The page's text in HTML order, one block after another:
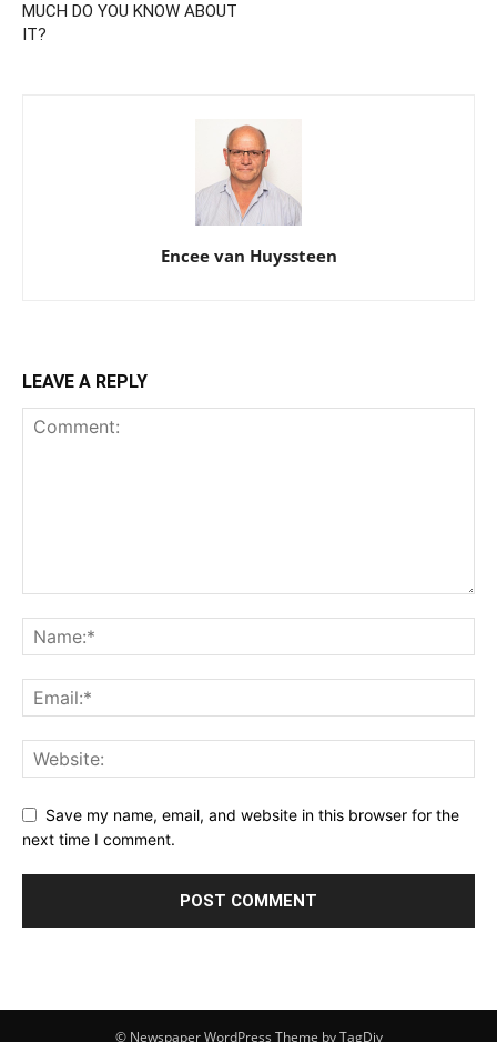
MUCH DO YOU KNOW ABOUT
IT?
Encee van Huyssteen
LEAVE A REPLY
Save my name, email, and website in this browser for the
next time I comment.
© Newspaper WordPress Theme by TagDiv